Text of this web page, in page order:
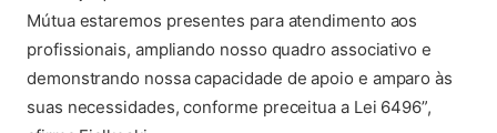
Mútua estaremos presentes para atendimento aos
profissionais, ampliando nosso quadro associativo e
demonstrando nossa capacidade de apoio e amparo às
suas necessidades, conforme preceitua a Lei 6496”,